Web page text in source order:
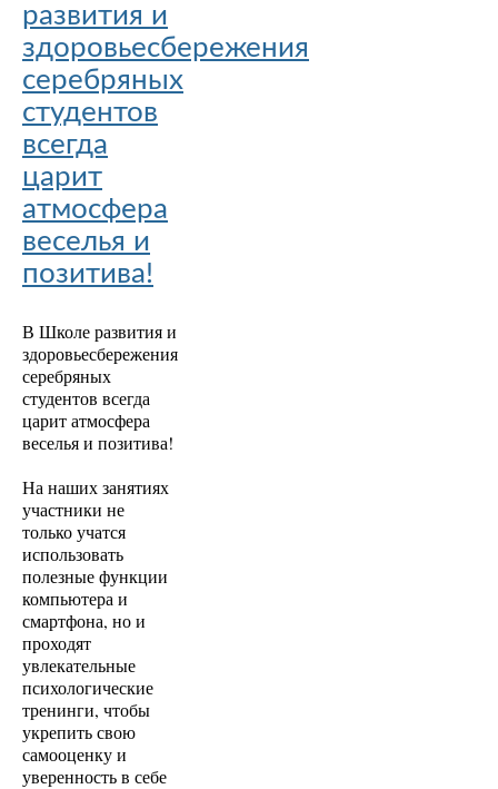
развития и
здоровьесбережения
серебряных
студентов
всегда
царит
атмосфера
веселья и
позитива!
В Школе развития и
здоровьесбережения
серебряных
студентов всегда
царит атмосфера
веселья и позитива!
На наших занятиях
участники не
только учатся
использовать
полезные функции
компьютера и
смартфона, но и
проходят
увлекательные
психологические
тренинги, чтобы
укрепить свою
самооценку и
уверенность в себе